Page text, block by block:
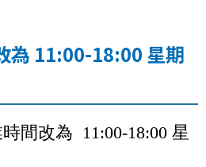
為 11:00-18:00 星期
間改為 11:00-18:00 星